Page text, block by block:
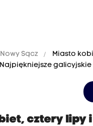
Nowy Sącz
Miasto
cztery lipy